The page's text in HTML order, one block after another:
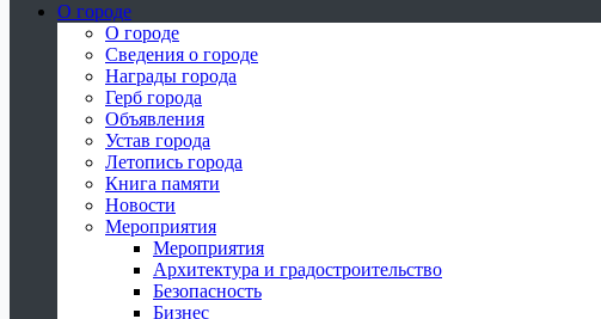
О городе
О городе
Сведения о городе
Награды города
Герб города
Объявления
Устав города
Летопись города
Книга памяти
Новости
Мероприятия
Мероприятия
Архитектура и градостроительство
Безопасность
Бизнес